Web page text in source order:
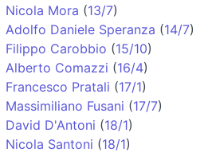
Nicola Mora (13/7)
Adolfo Daniele Speranza (14/7)
Filippo Carobbio (15/10)
Alberto Comazzi (16/4)
Francesco Pratali (17/1)
Massimiliano Fusani (17/7)
David D'Antoni (18/1)
Nicola Santoni (18/1)